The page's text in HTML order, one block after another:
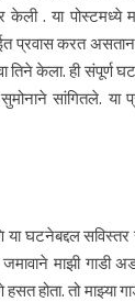
. या पोस्टमध्ये
प्रवास करत
तिने केला. ही
सुमोनाने सांगितले.
घटनेबद्दल
माझी गाडी
होता. तो माझ्या